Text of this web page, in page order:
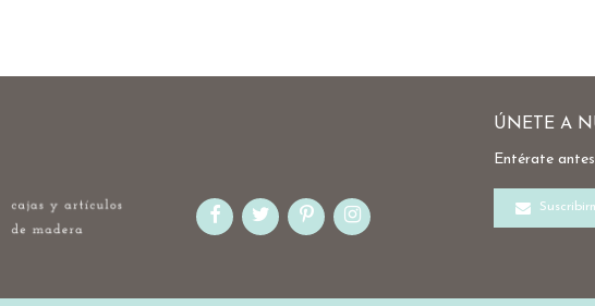
ÚNETE A
Entérate